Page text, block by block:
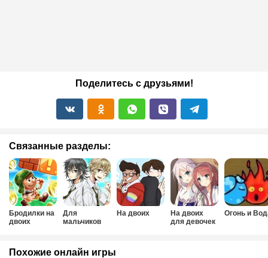
Поделитесь с друзьями!
Связанные разделы:
Бродилки на
двоих
Для
мальчиков
На двоих
На двоих
для девочек
Огонь и
Похожие онлайн игры